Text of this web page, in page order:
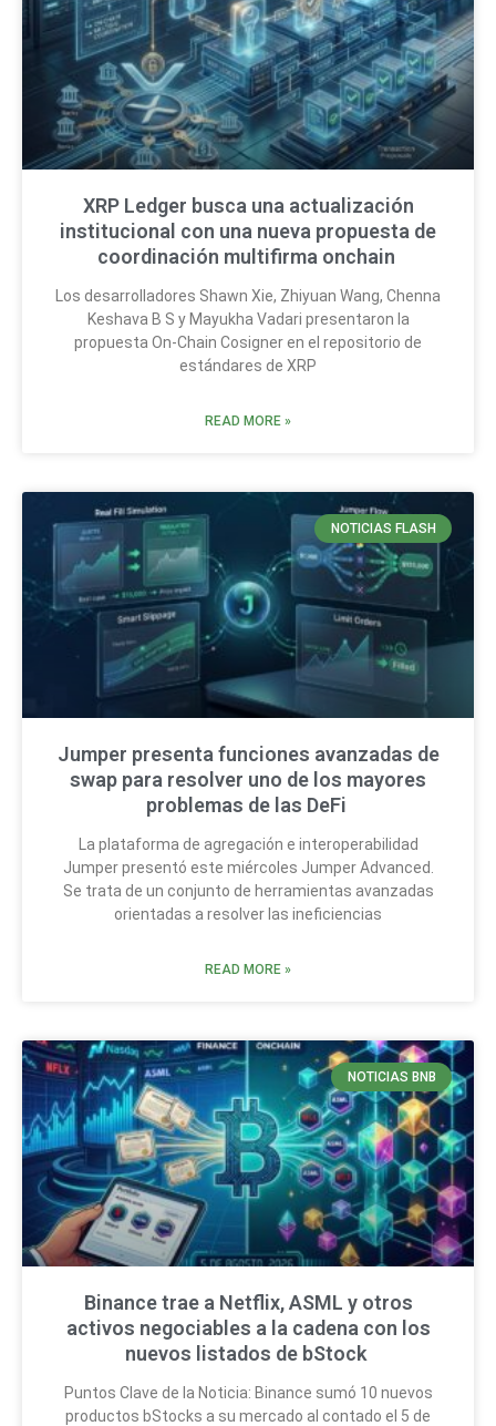
XRP Ledger busca una actualización
institucional con una nueva propuesta de
coordinación multifirma onchain
Los desarrolladores Shawn Xie, Zhiyuan Wang, Chenna
Keshava B S y Mayukha Vadari presentaron la
propuesta On-Chain Cosigner en el repositorio de
estándares de XRP
READ MORE »
NOTICIAS FLASH
Jumper presenta funciones avanzadas de
swap para resolver uno de los mayores
problemas de las DeFi
La plataforma de agregación e interoperabilidad
Jumper presentó este miércoles Jumper Advanced.
Se trata de un conjunto de herramientas avanzadas
orientadas a resolver las ineficiencias
READ MORE »
NOTICIAS BNB
Binance trae a Netflix, ASML y otros
activos negociables a la cadena con los
nuevos listados de bStock
Puntos Clave de la Noticia: Binance sumó 10 nuevos
productos bStocks a su mercado al contado el 5 de